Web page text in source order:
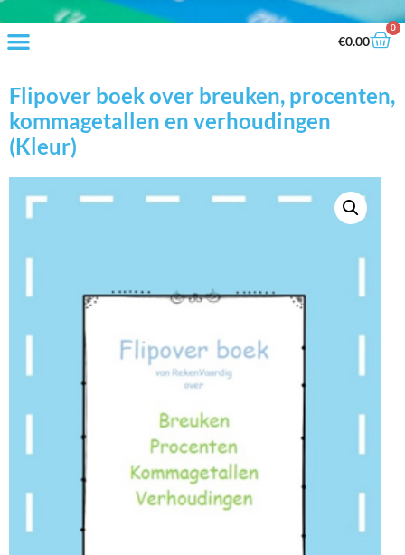
€0.00
0
Flipover boek over breuken, procenten,
kommagetallen en verhoudingen
(Kleur)